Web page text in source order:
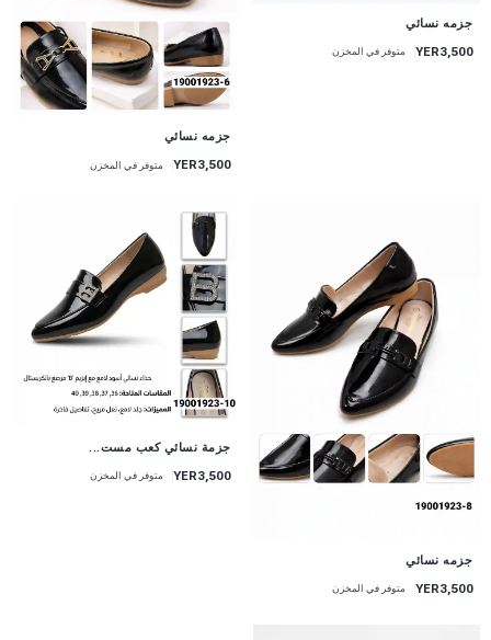
جزمه نسائي
YER3,500 متوفر في المخزن
جزمه نسائي
YER3,500 متوفر في المخزن
جزمه نسائي
YER3,500 متوفر في المخزن
جزمة نسائي كعب مست...
YER3,500 متوفر في المخزن